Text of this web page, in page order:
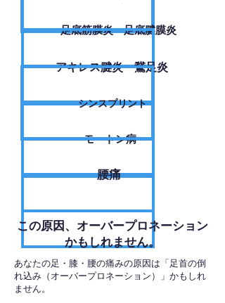
足底筋膜炎・足底腱膜炎
アキレス腱炎・鵞足炎
シンスプリント
モートン病
腰痛
​この原因、オーバープロネーション
かもしれません。
あなたの足・膝・腰の痛みの原因は「足首の倒
れ込み（オーバープロネーション）」かもしれ
ません。